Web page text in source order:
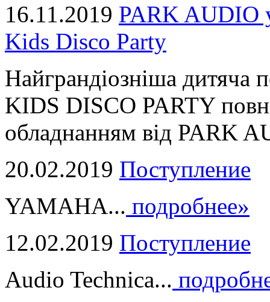
16.11.2019 PARK AUDIO
Kids Disco Party
Найграндіозніша дитяча
KIDS DISCO PARTY
обладнанням від PARK
20.02.2019 Поступление
YAMAHA... подробнее»
12.02.2019 Поступление
Audio Technica...